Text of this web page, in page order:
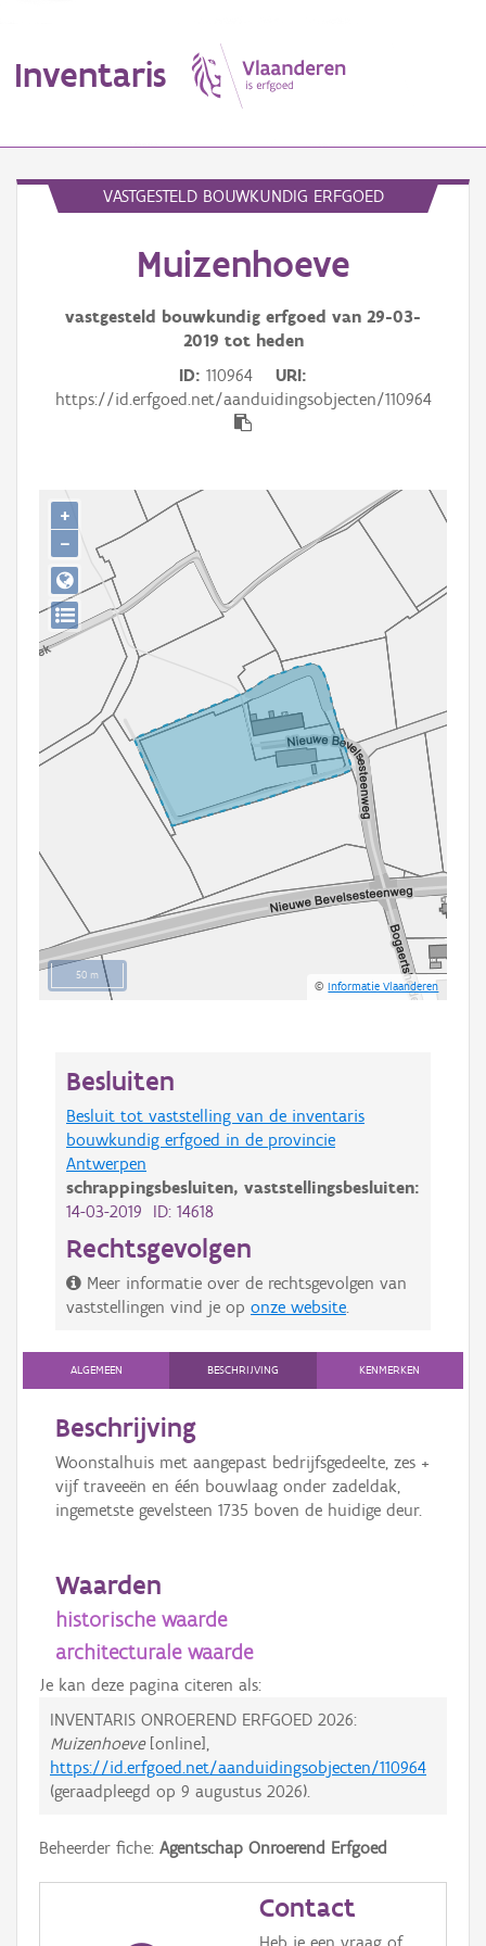
Inventaris
Aanduidingsobject
Thema
Persoon of collectief
Downloads
Hergebruik
Aanmelden
VASTGESTELD BOUWKUNDIG ERFGOED
Muizenhoeve
vastgesteld bouwkundig erfgoed van 29-03-
2019 tot heden
ID 110964
URI
https://id.erfgoed.net/aanduidingsobjecten/110964
50 m
©Informatie Vlaanderen
+
−
Besluiten
Besluit tot vaststelling van de inventaris
bouwkundig erfgoed in de provincie
Antwerpen
schrappingsbesluiten, vaststellingsbesluiten:
14-03-2019 ID: 14618
Rechtsgevolgen
Meer informatie over de rechtsgevolgen van
vaststellingen vind je op onze website
ALGEMEEN BESCHRIJVING KENMERKEN
Beschrijving
Woonstalhuis met aangepast bedrijfsgedeelte, zes +
vijf traveeën en één bouwlaag onder zadeldak,
ingemetste gevelsteen 1735 boven de huidige deur.
Waarden
historische waarde
architecturale waarde
Je kan deze pagina citeren als:
INVENTARIS ONROEREND ERFGOED 2026:
Muizenhoeve[online],
https://id.erfgoed.net/aanduidingsobjecten/110964
(geraadpleegd op 9 augustus 2026).
Beheerder fiche: Agentschap Onroerend Erfgoed
Contact